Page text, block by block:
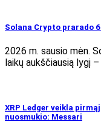
Solana Crypto prarado
2026 m. sausio mėn.
laikų aukščiausią lygį
XRP Ledger veikla
nuosmukio: Messari